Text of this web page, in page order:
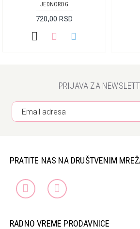
JEDNOROG
720,00 RSD
PRIJAVA ZA
PRATITE NAS NA DRUŠTVENIM
RADNO VREME PRODAVNICE